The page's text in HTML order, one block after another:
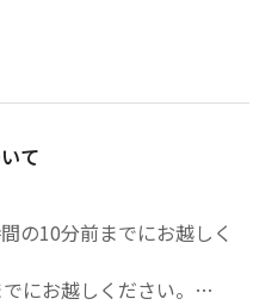
て
の10分前までにお越しく
にお越しください。